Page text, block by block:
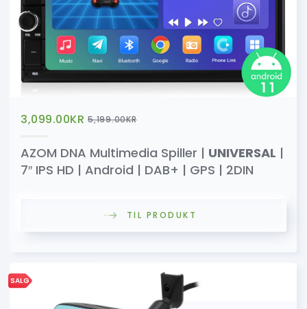
3,099.00KR 5,199.00KR
AZOM DNA Multimedia Spiller | UNIVERSAL |
7″ IPS HD | Android | DAB+ | GPS | 2DIN
TIL PRODUKT
SALG